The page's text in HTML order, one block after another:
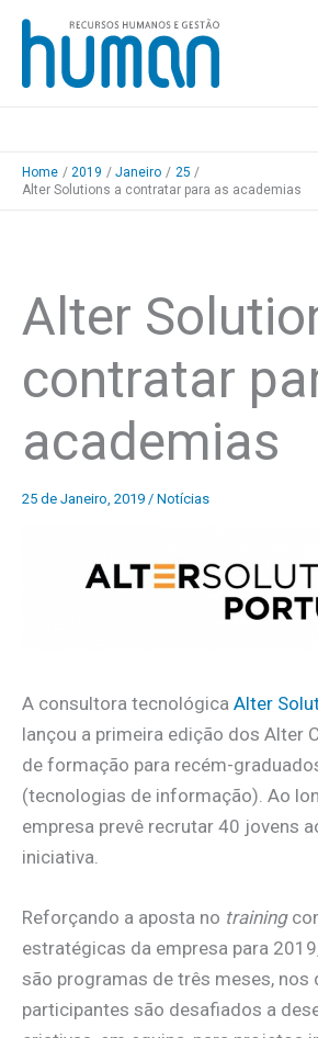
Skip
content
Home 2019 Janeiro
25
Alter Solutions a contratar para as academias
Alter
contratar
academias
25 de Janeiro, 2019 / Notícias
A consultora tecnológica Alter
lançou a primeira edição dos Alter
de formação para recém-
(tecnologias de informação). Ao
empresa prevê recrutar 40 jovens
iniciativa.
Reforçando a aposta no training
estratégicas da empresa para
são programas de três meses, nos
participantes são desafiados a